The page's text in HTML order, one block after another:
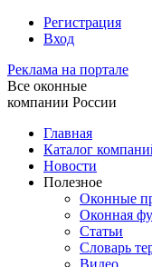
Регистрация
Вход
Реклама на портале
Все оконные
компании России
Главная
Каталог
Новости
Полезное
Оконные
Оконная
Статьи
Словарь
Видео